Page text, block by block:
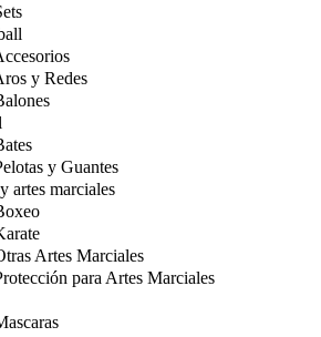
y Redes
y Guantes
artes marciales
Artes Marciales
para Artes Marciales